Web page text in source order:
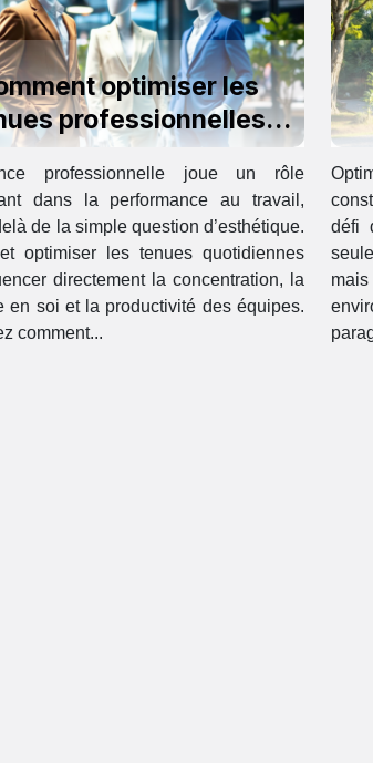
optimiser les
professionnelles
pour augmenter la
productivité?
professionnelle joue un rôle
dans la performance au travail,
de la simple question d’esthétique.
optimiser les tenues quotidiennes
directement la concentration, la
en soi et la productivité des équipes.
comment...
défi